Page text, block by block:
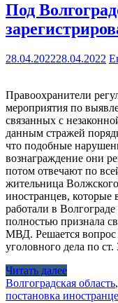
Под
28.04.202228.04.2022
Правоохранители
мероприятия по
связанных с
данным стражей
что подобные
вознаграждение они
потом отвечают по
жительница Волжского
иностранцев, которые
работали в
полностью признала
МВД. Решается вопрос
уголовного дела по
Читать далее
Волгоградская область,
постановка